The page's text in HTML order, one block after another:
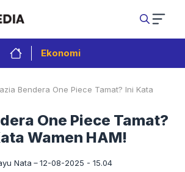
Ekonomi
Bendera One Piece Tamat? Ini Kata
One Piece Tamat?
Wamen HAM!
Nata 12-08-2025 - 15.04